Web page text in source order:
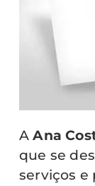
AAna
que se
serviços e